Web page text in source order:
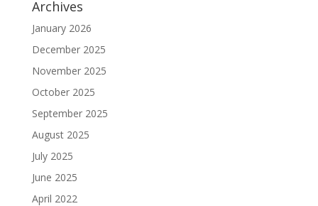
Archives
January 2026
December 2025
November 2025
October 2025
September 2025
August 2025
July 2025
June 2025
April 2022